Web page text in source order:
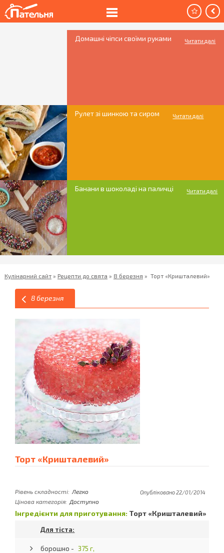
Домашні чіпси своїми руками Читати далі
Рулет зі шинкою та сиром Читати далі
Банани в шоколаді на паличці Читати далі
Кулінарний сайт» Рецепти до свята » 8 березня » Торт «Кришталевий»
8 березня
Торт «Кришталевий»
Рівень складності: Легко
Цінова категорія: Доступно
Опубліковано 22/01/2014
Інгредієнти для приготування: Торт «Кришталевий»
Для тіста:
борошно - 375 г,